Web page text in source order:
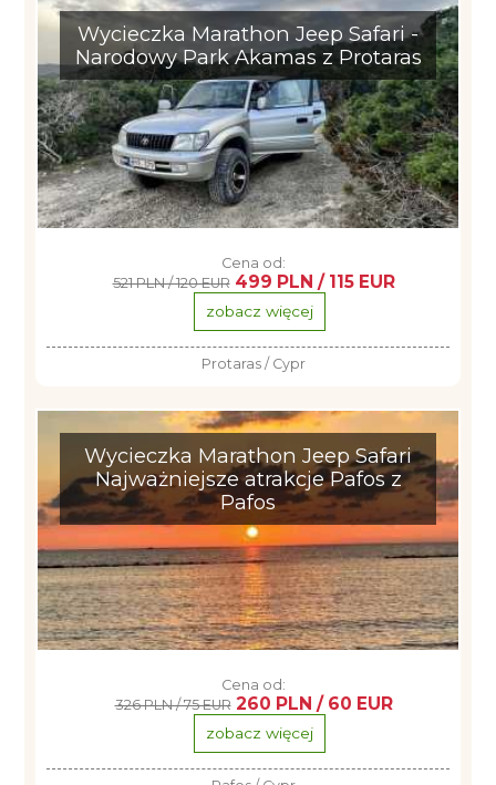
Wycieczka Marathon Jeep Safari -
Narodowy Park Akamas z Protaras
Cena od:
521 PLN / 120 EUR 499 PLN / 115 EUR
zobacz więcej
Protaras / Cypr
Wycieczka Marathon Jeep Safari
Najważniejsze atrakcje Pafos z
Pafos
Cena od:
326 PLN / 75 EUR 260 PLN / 60 EUR
zobacz więcej